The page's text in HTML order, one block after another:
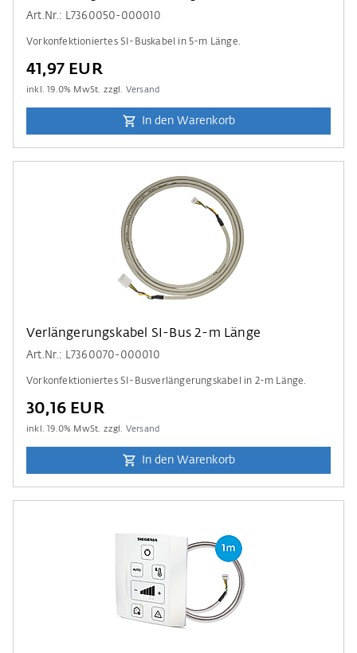
Art.Nr.: L7360050-000010
Vorkonfektioniertes SI-Buskabel in 5-m Länge.
41,97 EUR
inkl.19.0% MwSt. zzgl. Versand
In den Warenkorb
Verlängerungskabel SI-Bus 2-m Länge
Art.Nr.: L7360070-000010
Vorkonfektioniertes SI-Busverlängerungskabel in 2-m Länge.
30,16 EUR
inkl.19.0% MwSt. zzgl. Versand
In den Warenkorb